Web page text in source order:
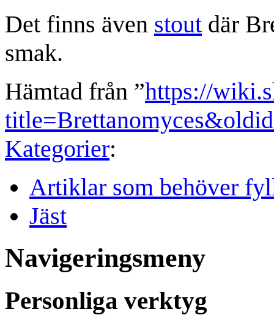
Det finns även stout där
smak.
Hämtad från ”https://
Kategorier:
Artiklar som behöver
Jäst
Navigeringsmeny
Personliga verktyg